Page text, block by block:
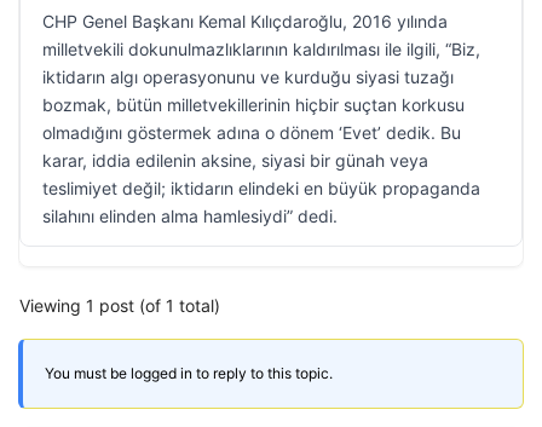
CHP Genel Başkanı Kemal Kılıçdaroğlu, 2016 yılında
milletvekili dokunulmazlıklarının kaldırılması ile ilgili, “Biz,
iktidarın algı operasyonunu ve kurduğu siyasi tuzağı
bozmak, bütün milletvekillerinin hiçbir suçtan korkusu
olmadığını göstermek adına o dönem ‘Evet’ dedik. Bu
karar, iddia edilenin aksine, siyasi bir günah veya
teslimiyet değil; iktidarın elindeki en büyük propaganda
silahını elinden alma hamlesiydi” dedi.
Viewing 1 post (of 1 total)
You must be logged in to reply to this topic.